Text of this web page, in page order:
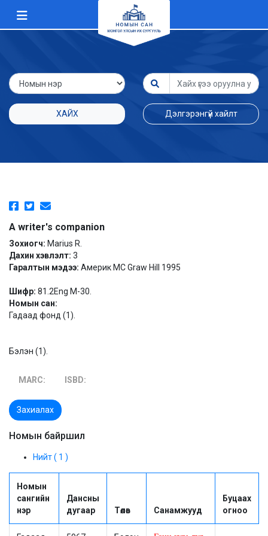
ХАЙХ Дэлгэрэнгүй хайлт
A writer's companion
Зохиогч: Marius R.
Дахин хэвлэлт: 3
Гаралтын мэдээ: Америк MC Graw Hill 1995
Шифр: 81.2Eng M-30.
Номын сан:
Гадаад фонд (1).
Бэлэн (1).
MARC: ISBD:
Захиалах
Номын байршил
Нийт ( 1 )
Номын
сангийн
нэр
Дансны
дугаар
Төлөв Санамжууд
Буцаах
огноо